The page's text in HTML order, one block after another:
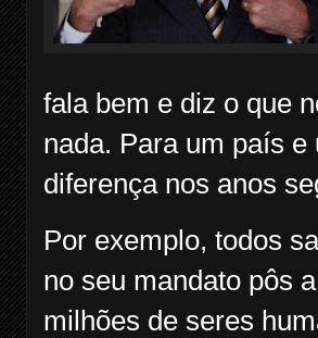
fala bem e diz o que
nada. Para um país
diferença nos anos
Por exemplo, todos
no seu mandato pôs
milhões de seres